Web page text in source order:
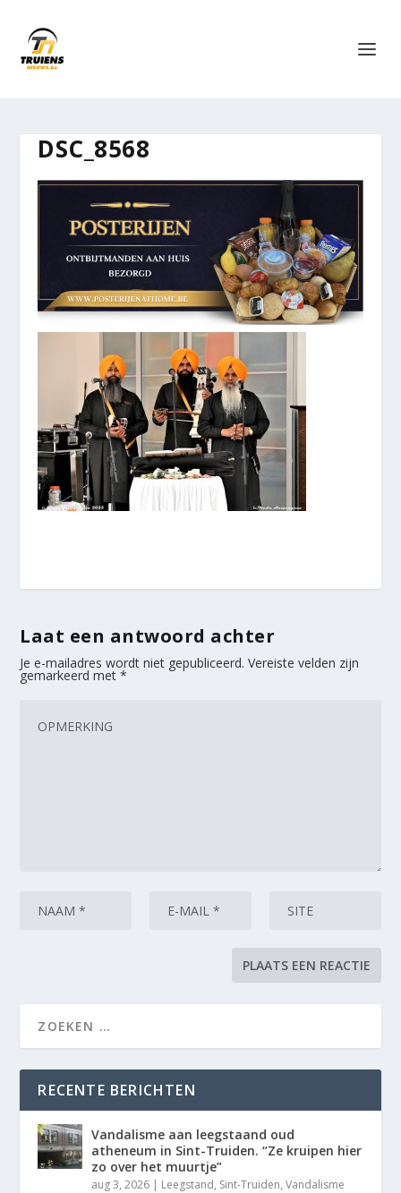
DSC_8568
Laat een antwoord achter
Je e-mailadres wordt niet gepubliceerd. Vereiste velden zijn
gemarkeerd met*
RECENTE BERICHTEN
Vandalisme aan leegstaand oud
atheneum in Sint-Truiden. “Ze kruipen hier
zo over het muurtje”
aug 3, 2026 | Leegstand, Sint-Truiden,Vandalisme